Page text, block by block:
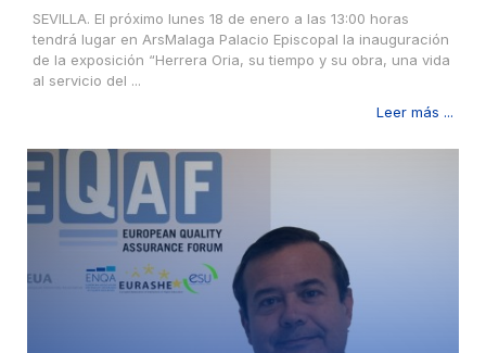
SEVILLA. El próximo lunes 18 de enero a las 13:00 horas
tendrá lugar en ArsMalaga Palacio Episcopal la inauguración
de la exposición “Herrera Oria, su tiempo y su obra, una vida
al servicio del ...
Leer más ...